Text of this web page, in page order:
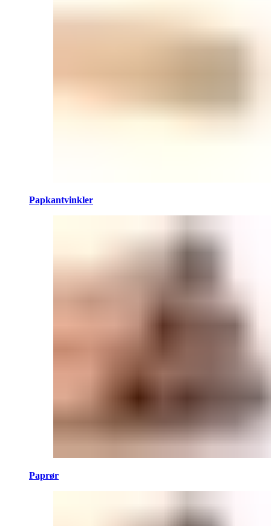
Papkantvinkler
Paprør